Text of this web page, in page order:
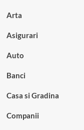
Arta
Asigurari
Auto
Banci
Casa si Gradina
Companii